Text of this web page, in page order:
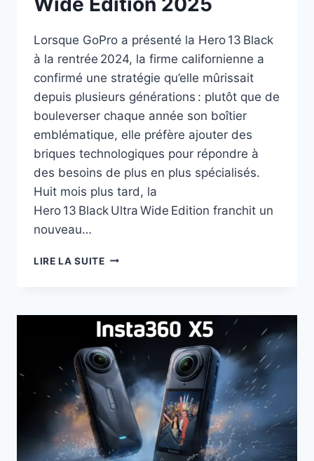
Lorsque GoPro a présenté la Hero 13 Black
à la rentrée 2024, la firme californienne a
confirmé une stratégie qu’elle mûrissait
depuis plusieurs générations : plutôt que de
bouleverser chaque année son boîtier
emblématique, elle préfère ajouter des
briques technologiques pour répondre à
des besoins de plus en plus spécialisés.
Huit mois plus tard, la
Hero 13 Black Ultra Wide Edition franchit un
nouveau…
LIRE LA SUITENOUVELLE
2025